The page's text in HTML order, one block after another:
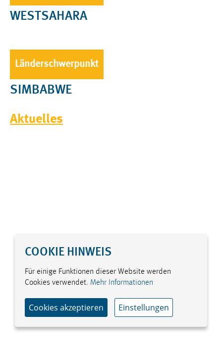
WESTSAHARA
Länderschwerpunkt
SIMBABWE
Aktuelles
COOKIE HINWEIS
Für einige Funktionen dieser Website werden
Cookies verwendet. Mehr Informationen
Cookies akzeptieren Einstellungen